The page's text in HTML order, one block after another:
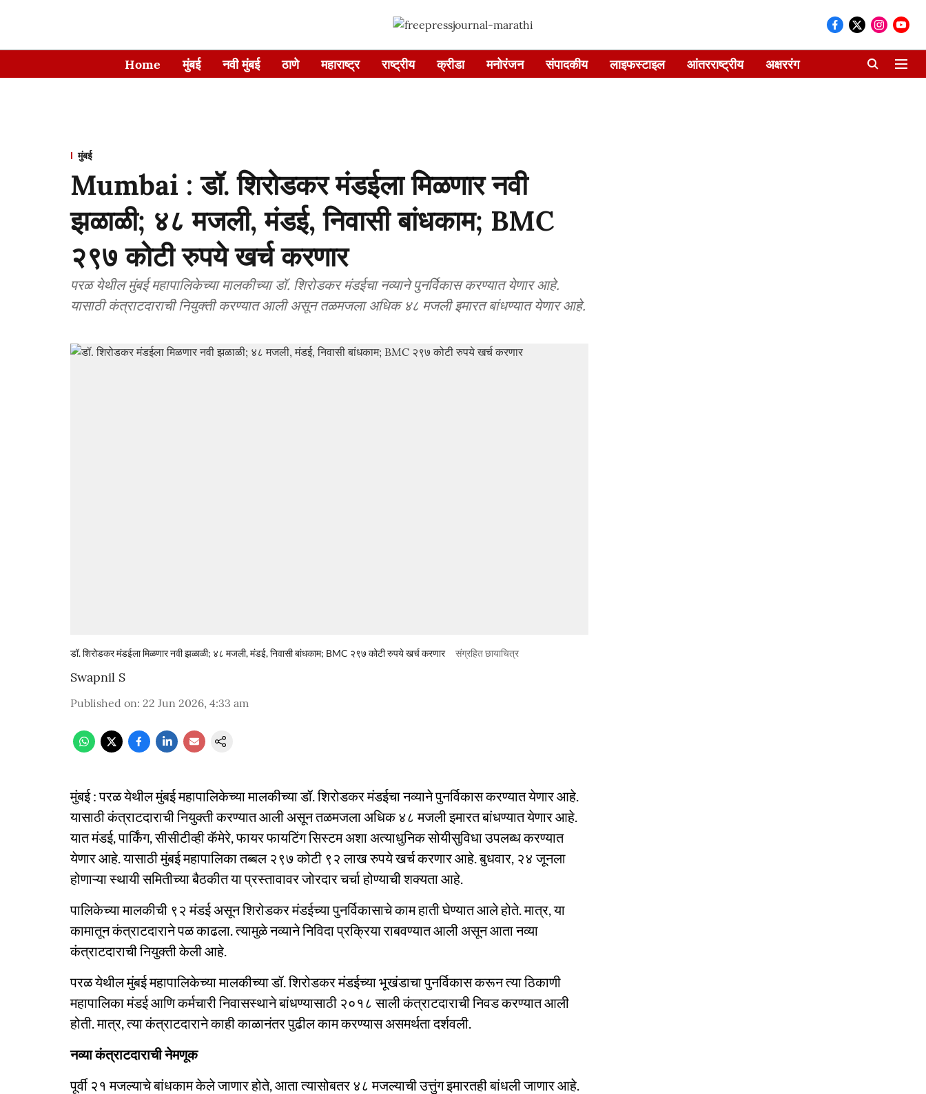
Home मुंबई नवी मुंबई ठाणे महाराष्ट्र राष्ट्रीय क्रीडा मनोरंजन संपादकीय लाइफस्टाइल आंतरराष्ट्रीय अक्षररंग
मुंबई
Mumbai : डॉ. शिरोडकर मंडईला मिळणार नवी
झळाळी; ४८ मजली, मंडई, निवासी बांधकाम; BMC
२९७ कोटी रुपये खर्च करणार
परळ येथील मुंबई महापालिकेच्या मालकीच्या डॉ. शिरोडकर मंडईचा नव्याने पुनर्विकास करण्यात येणार आहे.
यासाठी कंत्राटदाराची नियुक्ती करण्यात आली असून तळमजला अधिक ४८ मजली इमारत बांधण्यात येणार आहे.
डॉ. शिरोडकर मंडईला मिळणार नवी झळाळी; ४८ मजली, मंडई, निवासी बांधकाम; BMC २९७ कोटी रुपये खर्च करणार संग्रहित छायाचित्र
Swapnil S
Published on: 22 Jun 2026, 4:33 am
मुंबई : परळ येथील मुंबई महापालिकेच्या मालकीच्या डॉ. शिरोडकर मंडईचा नव्याने पुनर्विकास करण्यात येणार आहे.
यासाठी कंत्राटदाराची नियुक्ती करण्यात आली असून तळमजला अधिक ४८ मजली इमारत बांधण्यात येणार आहे.
यात मंडई, पार्किंग, सीसीटीव्ही कॅमेरे, फायर फायटिंग सिस्टम अशा अत्याधुनिक सोयीसुविधा उपलब्ध करण्यात
येणार आहे. यासाठी मुंबई महापालिका तब्बल २९७ कोटी ९२ लाख रुपये खर्च करणार आहे. बुधवार, २४ जूनला
होणाऱ्या स्थायी समितीच्या बैठकीत या प्रस्तावावर जोरदार चर्चा होण्याची शक्यता आहे.
पालिकेच्या मालकीची ९२ मंडई असून शिरोडकर मंडईच्या पुनर्विकासाचे काम हाती घेण्यात आले होते. मात्र, या
कामातून कंत्राटदाराने पळ काढला. त्यामुळे नव्याने निविदा प्रक्रिया राबवण्यात आली असून आता नव्या
कंत्राटदाराची नियुक्ती केली आहे.
परळ येथील मुंबई महापालिकेच्या मालकीच्या डॉ. शिरोडकर मंडईच्या भूखंडाचा पुनर्विकास करून त्या ठिकाणी
महापालिका मंडई आणि कर्मचारी निवासस्थाने बांधण्यासाठी २०१८ साली कंत्राटदाराची निवड करण्यात आली
होती. मात्र, त्या कंत्राटदाराने काही काळानंतर पुढील काम करण्यास असमर्थता दर्शवली.
नव्या कंत्राटदाराची नेमणूक
पूर्वी २१ मजल्याचे बांधकाम केले जाणार होते, आता त्यासोबतर ४८ मजल्याची उत्तुंग इमारतही बांधली जाणार आहे.